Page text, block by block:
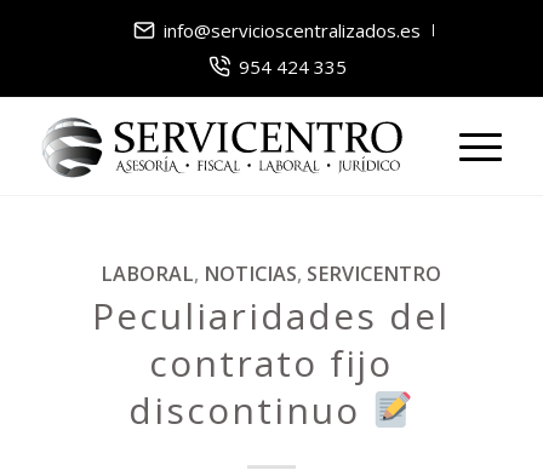
info@servicioscentralizados.es
954 424 335
LABORAL, NOTICIAS, SERVICENTRO
Peculiaridades del
contrato fijo
discontinuo